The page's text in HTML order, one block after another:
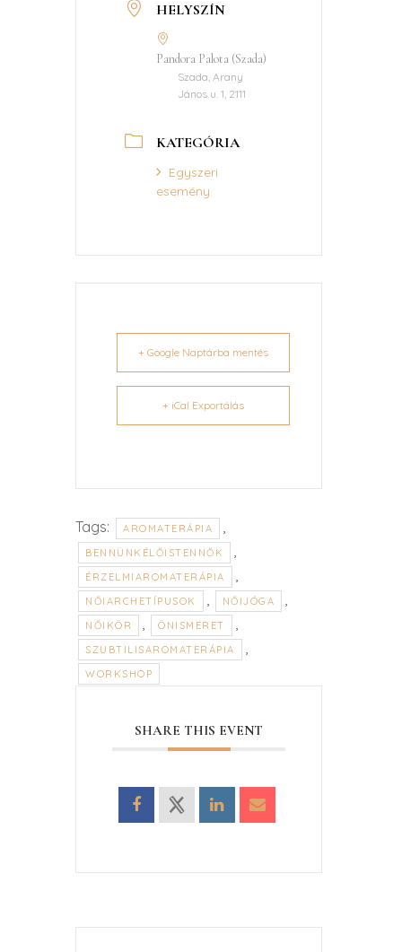
HELYSZÍN
Pandora Palota (Szada)
Szada, Arany
János u. 1, 2111
KATEGÓRIA
Egyszeri
esemény
+ Google Naptárba mentés
+ iCal Exportálás
Tags: AROMATERÁPIA ,
BENNÜNKÉLŐISTENNŐK ,
ÉRZELMIAROMATERÁPIA ,
NŐIARCHETÍPUSOK , NŐIJÓGA ,
NŐIKÖR , ÖNISMERET ,
SZUBTILISAROMATERÁPIA ,
WORKSHOP
SHARE THIS EVENT